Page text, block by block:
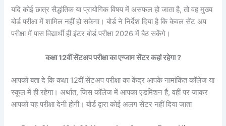
यदि कोई छात्र सैद्धांतिक या प्रायोगिक विषय में असफल हो जाता है, तो वह मुख्य
बोर्ड परीक्षा में शामिल नहीं हो सकेगा। बोर्ड ने निर्देश दिया है कि केवल सेंट अप
परीक्षा में पास विद्यार्थी ही इंटर बोर्ड परीक्षा 2026 में बैठ सकेंगे।
कक्षा 12वींसेंटअपपरीक्षा का एग्जाम सेंटर कहां रहेगा ?
आपको बता दे कि कक्षा 12वीं सेंटअप परीक्षा का केंद्र आपके नामांकित कॉलेज या
स्कूल में ही रहेगा। अर्थात, जिस कॉलेज में आपका एडमिशन है, वहीं पर जाकर
आपको यह परीक्षा देनी होगी। बोर्ड द्वारा कोई अलग सेंटर नहीं दिया जाता